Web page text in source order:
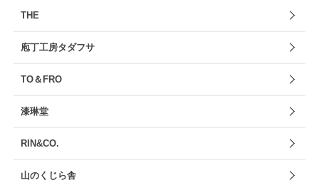
THE
庖丁工房タダフサ
TO＆FRO
漆琳堂
RIN&CO.
山のくじら舎